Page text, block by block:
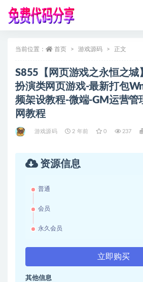
当前位置： 首页 游戏源码 正文
S855【网页游戏之永恒之城
扮演类网页游戏-最新打包
频架设教程-微端-GM运营管
网教程
游戏源码 2 年前 0 237
资源信息
普通
会员
永久会员
立即购买
其他信息